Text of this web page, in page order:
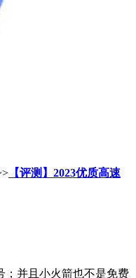
【评测】2023优质高速
；并且小火箭也不是免费